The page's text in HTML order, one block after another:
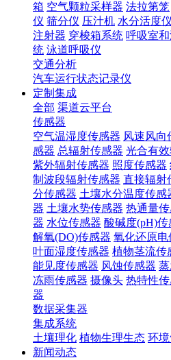
箱 空气颗粒采样器 法拉第笼
仪 筛分仪 压汁机 水分活度仪
注射器 穿梭箱系统 呼吸室
统 泳道呼吸仪
交通分析
汽车运行状态记录仪
定制集成
全部 渠道云平台
传感器
空气温湿度传感器 风速风向
感器 总辐射传感器 光合有
紫外辐射传感器 照度传感器
制波段辐射传感器 直接辐射
分传感器 土壤水分温度传感
器 土壤水势传感器 热通量
器 水位传感器 酸碱度(pH)传
解氧(DO)传感器 氧化还原电
叶面湿度传感器 植物茎流传
能见度传感器 风蚀传感器
冻雨传感器 摄像头 热特性
器
数据采集器
集成系统
土壤理化 植物生理生态 环
新闻动态